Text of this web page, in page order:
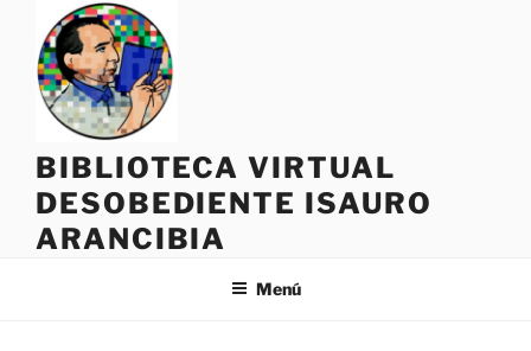
contenido
BIBLIOTECA VIRTUAL
DESOBEDIENTE ISAURO
ARANCIBIA
Menú